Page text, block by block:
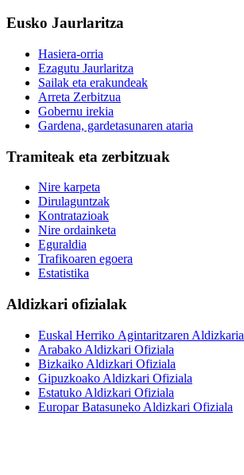
Eusko Jaurlaritza
Hasiera-orria
Ezagutu Jaurlaritza
Sailak eta erakundeak
Arreta Zerbitzua
Gobernu irekia
Gardena, gardetasunaren ataria
Tramiteak eta zerbitzuak
Nire karpeta
Dirulaguntzak
Kontratazioak
Nire ordainketa
Eguraldia
Trafikoaren egoera
Estatistika
Aldizkari ofizialak
Euskal Herriko Agintaritzaren Aldizkaria
Arabako Aldizkari Ofiziala
Bizkaiko Aldizkari Ofiziala
Gipuzkoako Aldizkari Ofiziala
Estatuko Aldizkari Ofiziala
Europar Batasuneko Aldizkari Ofiziala